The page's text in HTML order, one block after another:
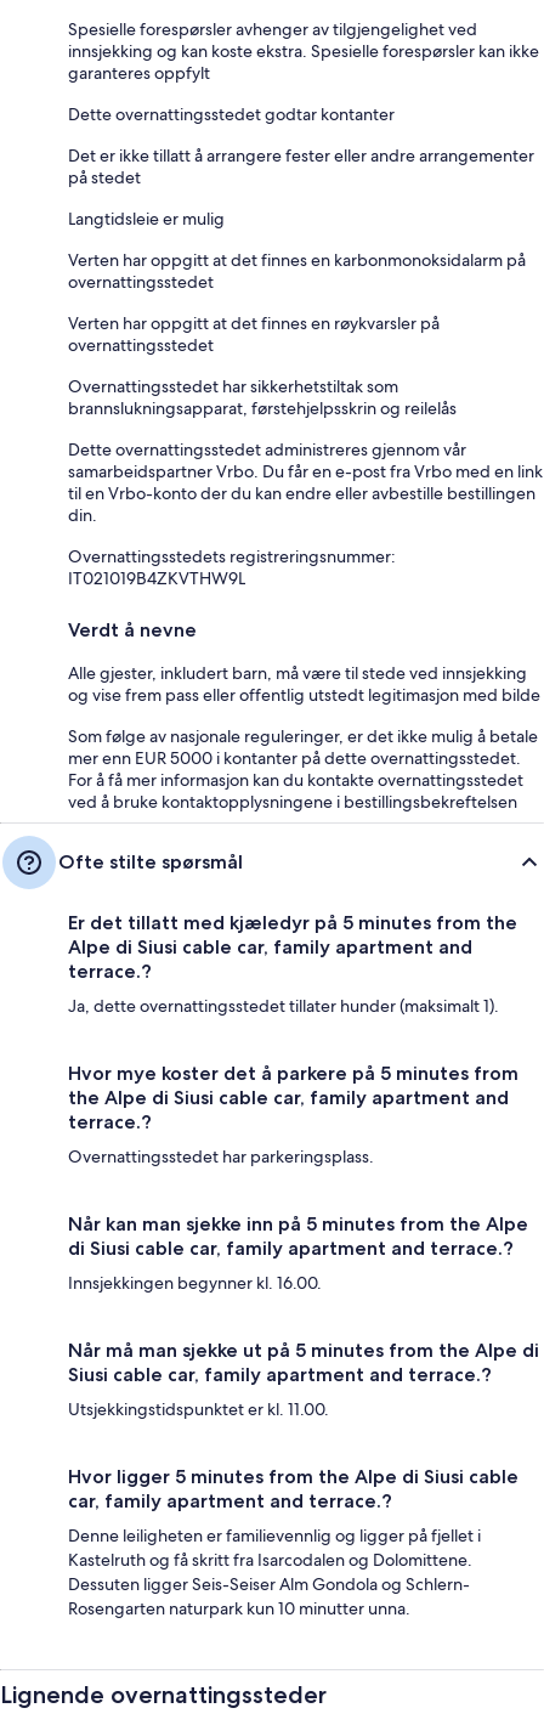
Spesielle forespørsler avhenger av tilgjengelighet ved
innsjekking og kan koste ekstra. Spesielle forespørsler kan ikke
garanteres oppfylt
Dette overnattingsstedet godtar kontanter
Det er ikke tillatt å arrangere fester eller andre arrangementer
på stedet
Langtidsleie er mulig
Verten har oppgitt at det finnes en karbonmonoksidalarm på
overnattingsstedet
Verten har oppgitt at det finnes en røykvarsler på
overnattingsstedet
Overnattingsstedet har sikkerhetstiltak som
brannslukningsapparat, førstehjelpsskrin og reilelås
Dette overnattingsstedet administreres gjennom vår
samarbeidspartner Vrbo. Du får en e-post fra Vrbo med en link
til en Vrbo-konto der du kan endre eller avbestille bestillingen
din.
Overnattingsstedets registreringsnummer:
IT021019B4ZKVTHW9L
Verdt å nevne
Alle gjester, inkludert barn, må være til stede ved innsjekking
og vise frem pass eller offentlig utstedt legitimasjon med bilde
Som følge av nasjonale reguleringer, er det ikke mulig å betale
mer enn EUR 5000 i kontanter på dette overnattingsstedet.
For å få mer informasjon kan du kontakte overnattingsstedet
ved å bruke kontaktopplysningene i bestillingsbekreftelsen
Ofte stilte spørsmål
Er det tillatt med kjæledyr på 5 minutes from the
Alpe di Siusi cable car, family apartment and
terrace.?
Ja, dette overnattingsstedet tillater hunder (maksimalt 1).
Hvor mye koster det å parkere på 5 minutes from
the Alpe di Siusi cable car, family apartment and
terrace.?
Overnattingsstedet har parkeringsplass.
Når kan man sjekke inn på 5 minutes from the Alpe
di Siusi cable car, family apartment and terrace.?
Innsjekkingen begynner kl. 16.00.
Når må man sjekke ut på 5 minutes from the Alpe di
Siusi cable car, family apartment and terrace.?
Utsjekkingstidspunktet er kl. 11.00.
Hvor ligger 5 minutes from the Alpe di Siusi cable
car, family apartment and terrace.?
Denne leiligheten er familievennlig og ligger på fjellet i
Kastelruth og få skritt fra Isarcodalen og Dolomittene.
Dessuten ligger Seis-Seiser Alm Gondola og Schlern-
Rosengarten naturpark kun 10 minutter unna.
Lignende overnattingssteder